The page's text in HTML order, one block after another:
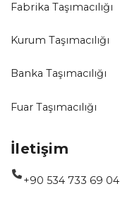
Fabrika Taşımacılığı
Kurum Taşımacılığı
Banka Taşımacılığı
Fuar Taşımacılığı
İletişim
+90 534 733 69 04